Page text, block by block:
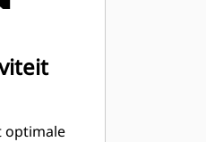
optimale